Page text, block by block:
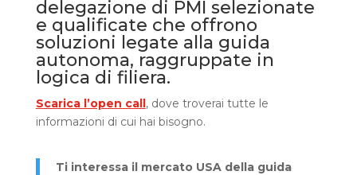
delegazione di PMI selezionate
e qualificate che offrono
soluzioni legate alla guida
autonoma, raggruppate in
logica di filiera.
Scarica l’open call, dove troverai tutte le
informazioni di cui hai bisogno.
Ti interessa il mercato USA della guida